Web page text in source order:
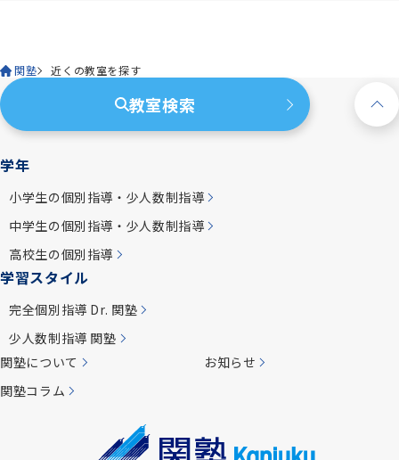
関塾 近くの教室を探す
教室検索
学年
小学生の個別指導・少人数制指導
中学生の個別指導・少人数制指導
高校生の個別指導
学習スタイル
完全個別指導 Dr. 関塾
少人数制指導 関塾
関塾について
お知らせ
関塾コラム